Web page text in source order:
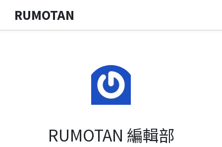
RUMOTAN
RUMOTAN 編輯部